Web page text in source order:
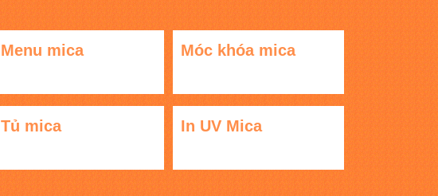
Menu mica Móc khóa mica
Tủ mica In UV Mica